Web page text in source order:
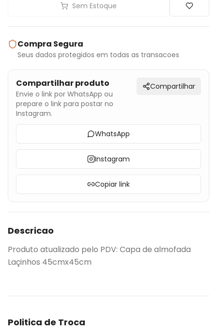
Sem Estoque
Compra Segura
Seus dados protegidos em todas as transacoes
Compartilhar produto
Envie o link por WhatsApp ou
prepare o link para postar no
Instagram.
Compartilhar
WhatsApp
Instagram
Copiar link
Descricao
Produto atualizado pelo PDV: Capa de almofada
Laçinhos 45cmx45cm
Politica de Troca